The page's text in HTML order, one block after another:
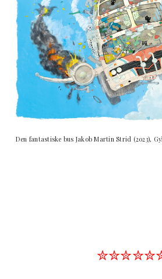
Den fantastiske bus Jakob Martin Strid (2023),